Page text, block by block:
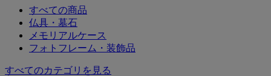
すべての商品
仏具・墓石
メモリアルケース
フォトフレーム・装飾品
すべてのカテゴリを見る